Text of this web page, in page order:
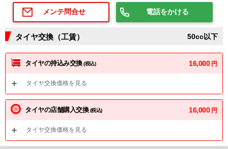
メンテ問合せ 電話をかける
タイヤ交換（工賃） 50cc以下
タイヤの持込み交換(税込) 16,000 円
タイヤ交換価格を見る
タイヤの店舗購入交換(税込) 16,000 円
タイヤ交換価格を見る